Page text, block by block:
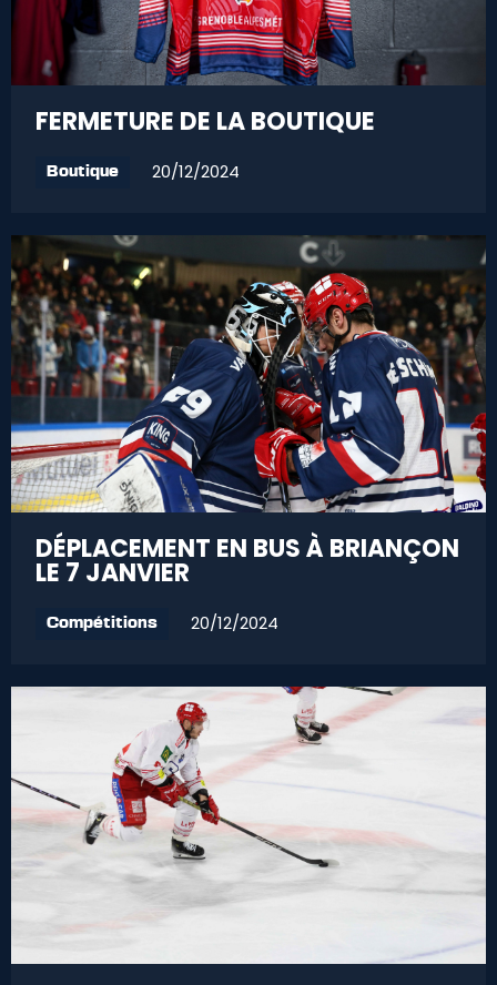
FERMETURE DE LA BOUTIQUE
Boutique 20/12/2024
DÉPLACEMENT EN BUS À BRIANÇON
LE 7 JANVIER
Compétitions 20/12/2024